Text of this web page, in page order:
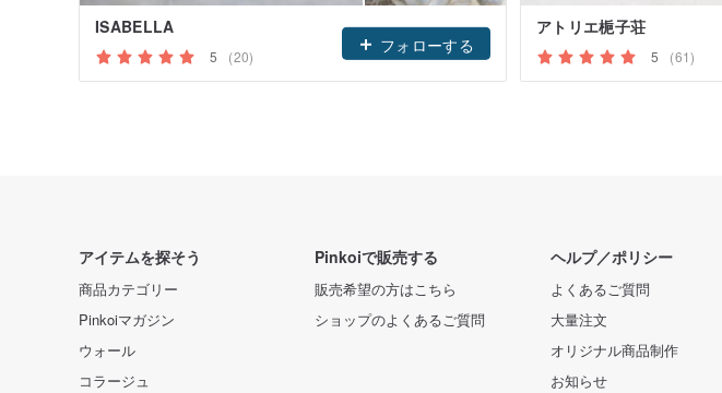
ISABELLA
5 (20)
フォローする
アトリエ梔子荘
5 (61)
アイテムを探そう
商品カテゴリー
Pinkoiマガジン
ウォール
コラージュ
Pinkoiで販売する
販売希望の方はこちら
ショップのよくあるご質問
ヘルプ／ポリシー
よくあるご質問
大量注文
オリジナル商品制作
お知らせ